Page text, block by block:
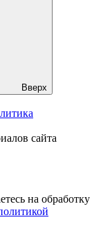
Вверх
сайта
на обработку